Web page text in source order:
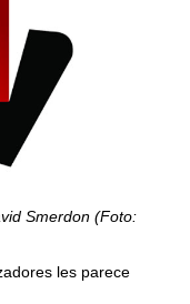
Smerdon (Foto:
les parece